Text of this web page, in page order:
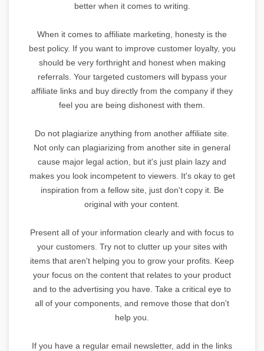
better when it comes to writing.
When it comes to affiliate marketing, honesty is the
best policy. If you want to improve customer loyalty, you
should be very forthright and honest when making
referrals. Your targeted customers will bypass your
affiliate links and buy directly from the company if they
feel you are being dishonest with them.
Do not plagiarize anything from another affiliate site.
Not only can plagiarizing from another site in general
cause major legal action, but it's just plain lazy and
makes you look incompetent to viewers. It's okay to get
inspiration from a fellow site, just don't copy it. Be
original with your content.
Present all of your information clearly and with focus to
your customers. Try not to clutter up your sites with
items that aren't helping you to grow your profits. Keep
your focus on the content that relates to your product
and to the advertising you have. Take a critical eye to
all of your components, and remove those that don't
help you.
If you have a regular email newsletter, add in the links